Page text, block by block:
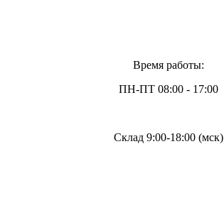
Время работы:
ПН-ПТ 08:00 - 17:00
Склад 9:00-18:00 (мск)